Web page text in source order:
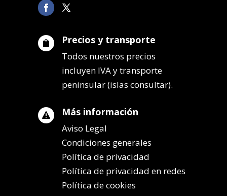
 Precios y transporte
Todos nuestros precios
incluyen IVA y transporte
peninsular (islas consultar).
 Más información
Aviso Legal
Condiciones generales
Política de privacidad
Política de privacidad en redes
Política de cookies